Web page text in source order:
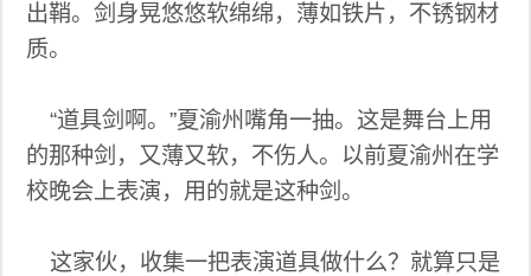
出鞘。剑身晃悠悠软绵绵，薄如铁片，不锈钢材
质。
“道具剑啊。”夏渝州嘴角一抽。这是舞台上用
的那种剑，又薄又软，不伤人。以前夏渝州在学
校晚会上表演，用的就是这种剑。
这家伙，收集一把表演道具做什么？就算只是